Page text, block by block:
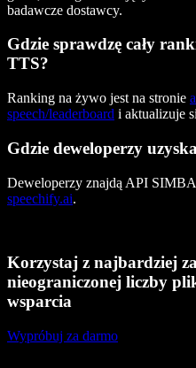
badawcze dostawcy.
Gdzie sprawdzę cały
TTS?
Ranking na żywo jest na stronie
speech/leaderboard i aktualizuje
Gdzie deweloperzy
Deweloperzy znajdą API
speechify.ai.
Korzystaj z najbardziej
nieograniczonej liczby
wsparcia
Wypróbuj za darmo